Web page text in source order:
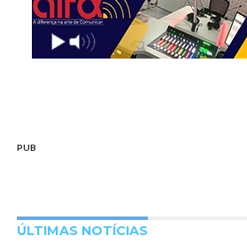
PUB
ÚLTIMAS NOTÍCIAS